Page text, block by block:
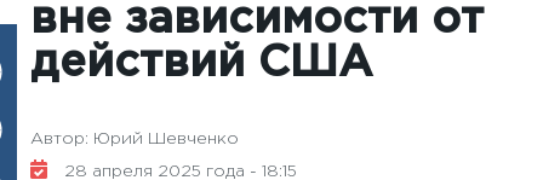
вне зависимости от
действий США
Автор: Юрий Шевченко
28 апреля 2025 года - 18:15